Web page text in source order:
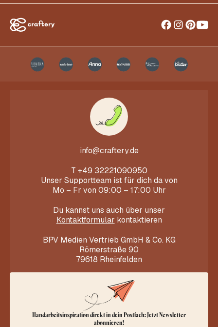
info@craftery.de
T +49 32221090950
Unser Supportteam ist für dich da von
Mo – Fr von 09:00 – 17:00 Uhr
Du kannst uns auch über unser
Kontaktformular kontaktieren
BPV Medien Vertrieb GmbH & Co. KG
Römerstraße 90
79618 Rheinfelden
Handarbeitsinspiration direkt in dein Postfach: Jetzt Newsletter
abonnieren!